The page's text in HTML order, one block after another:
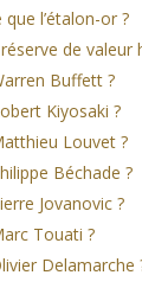
que l’étalon-or ?
réserve de
Buffett ?
Kiyosaki ?
Louvet ?
Béchade ?
Jovanovic ?
Touati ?
Delamarche